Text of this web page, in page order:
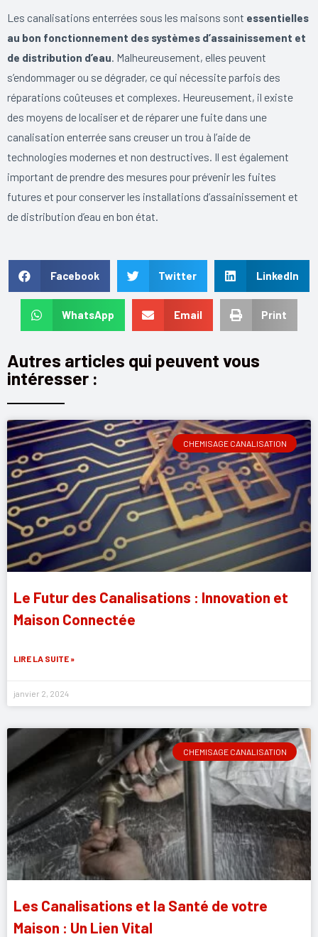
Les canalisations enterrées sous les maisons sont essentielles
au bon fonctionnement des systèmes d’assainissement et
de distribution d’eau. Malheureusement, elles peuvent
s’endommager ou se dégrader, ce qui nécessite parfois des
réparations coûteuses et complexes. Heureusement, il existe
des moyens de localiser et de réparer une fuite dans une
canalisation enterrée sans creuser un trou à l’aide de
technologies modernes et non destructives. Il est également
important de prendre des mesures pour prévenir les fuites
futures et pour conserver les installations d’assainissement et
de distribution d’eau en bon état.
Facebook Twitter LinkedIn
WhatsApp Email Print
Autres articles qui peuvent vous
intéresser :
CHEMISAGE CANALISATION
Le Futur des Canalisations : Innovation et
Maison Connectée
LIRE LA SUITE »
janvier 2, 2024
CHEMISAGE CANALISATION
Les Canalisations et la Santé de votre
Maison : Un Lien Vital